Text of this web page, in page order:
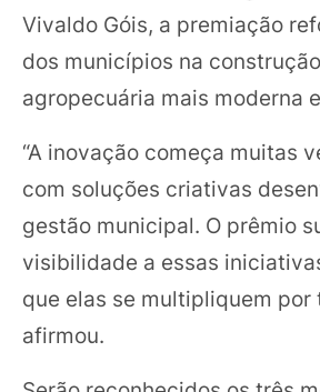
Vivaldo Góis, a premiação
dos municípios na
agropecuária mais moderna
“A inovação começa muitas
com soluções criativas
gestão municipal. O prêmio
visibilidade a essas
que elas se multipliquem por
afirmou.